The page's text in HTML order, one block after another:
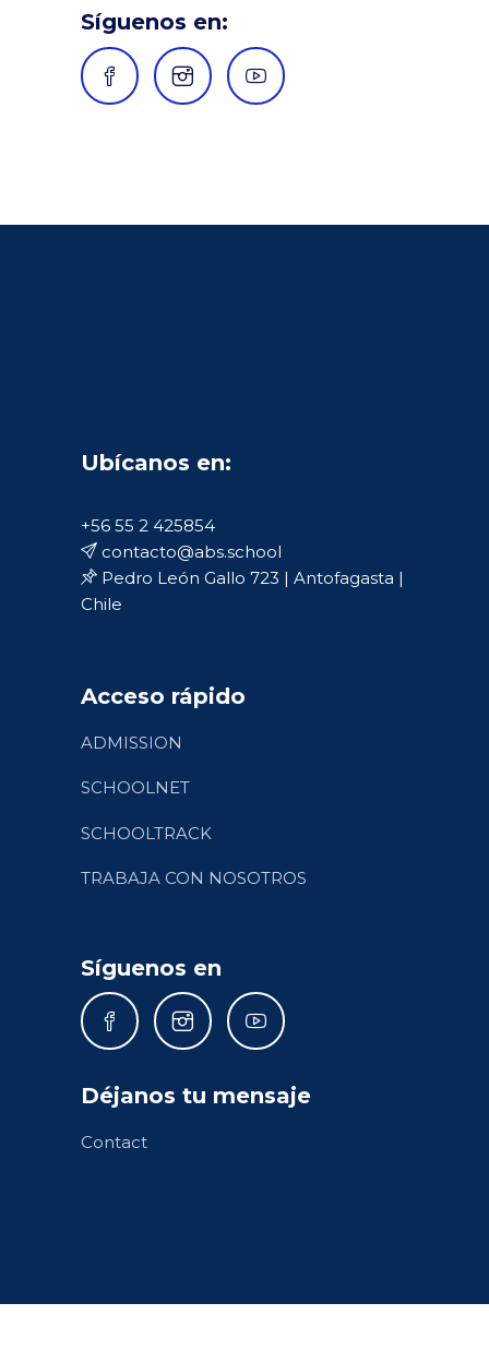
Síguenos en:
Ubícanos en:
+56 55 2 425854
contacto@abs.school
Pedro León Gallo 723 | Antofagasta |
Chile
Acceso rápido
ADMISSION
SCHOOLNET
SCHOOLTRACK
TRABAJA CON NOSOTROS
Síguenos en
Déjanos tu mensaje
Contact